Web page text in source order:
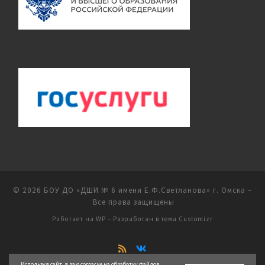
© 2026 БОУ ДО «ДШИ № 6 имени Е.Ф.Светланова» г. Омска –
Все права защищены
Работает на WP – Разработан в тема Customizr